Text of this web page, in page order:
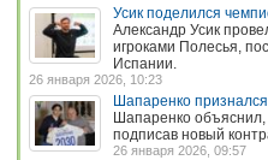
Усик поделился
Александр Усик
игроками Полесья,
Испании.
26 января 2026, 10:23
Шапаренко
Шапаренко объяснил,
подписав новый
26 января 2026, 09:57